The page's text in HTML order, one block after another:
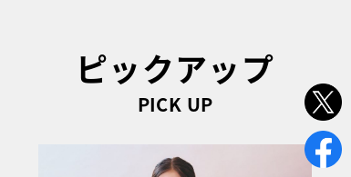
ピックアップ
PICK UP